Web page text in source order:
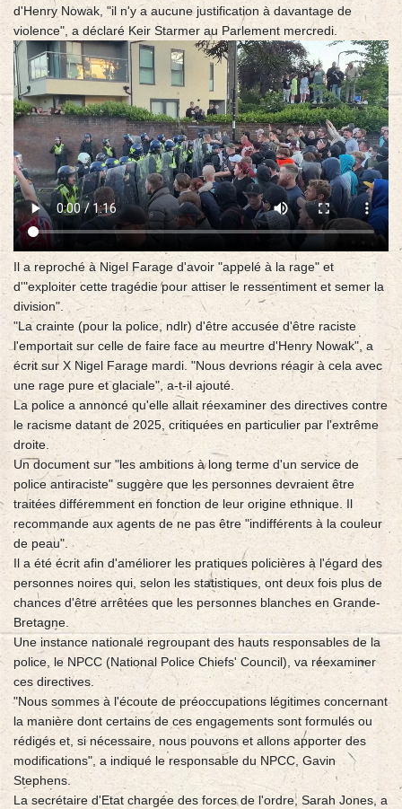
d'Henry Nowak, "il n'y a aucune justification à davantage de
violence", a déclaré Keir Starmer au Parlement mercredi.
Il a reproché à Nigel Farage d'avoir "appelé à la rage" et
d'"exploiter cette tragédie pour attiser le ressentiment et semer la
division".
"La crainte (pour la police, ndlr) d'être accusée d'être raciste
l'emportait sur celle de faire face au meurtre d'Henry Nowak", a
écrit sur X Nigel Farage mardi. "Nous devrions réagir à cela avec
une rage pure et glaciale", a-t-il ajouté.
La police a annoncé qu'elle allait réexaminer des directives contre
le racisme datant de 2025, critiquées en particulier par l'extrême
droite.
Un document sur "les ambitions à long terme d'un service de
police antiraciste" suggère que les personnes devraient être
traitées différemment en fonction de leur origine ethnique. Il
recommande aux agents de ne pas être "indifférents à la couleur
de peau".
Il a été écrit afin d'améliorer les pratiques policières à l'égard des
personnes noires qui, selon les statistiques, ont deux fois plus de
chances d'être arrêtées que les personnes blanches en Grande-
Bretagne.
Une instance nationale regroupant des hauts responsables de la
police, le NPCC (National Police Chiefs' Council), va réexaminer
ces directives.
"Nous sommes à l'écoute de préoccupations légitimes concernant
la manière dont certains de ces engagements sont formulés ou
rédigés et, si nécessaire, nous pouvons et allons apporter des
modifications", a indiqué le responsable du NPCC, Gavin
Stephens.
La secrétaire d'Etat chargée des forces de l'ordre, Sarah Jones, a